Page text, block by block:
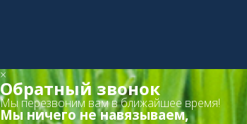
×
Обратный звонок
Мы перезвоним вам в ближайшее время!
Мы ничего не навязываем,